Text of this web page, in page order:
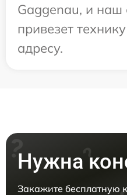
Gaggenau, и наш
привезет
адресу.
Нужна
Закажите бесплатную